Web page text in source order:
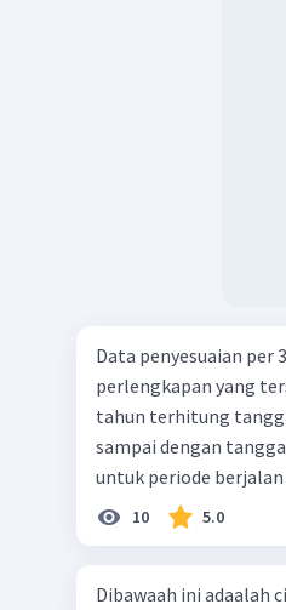
Data penyesuaian per
perlengkapan yang tersisa Rp500.000,00
tahun terhitung tanggal 1 juli 2019. 3. iklan
sampai dengan
untuk periode berjalan
jurnal pembalik yang
10 5.0
Dibawaah ini adaalah